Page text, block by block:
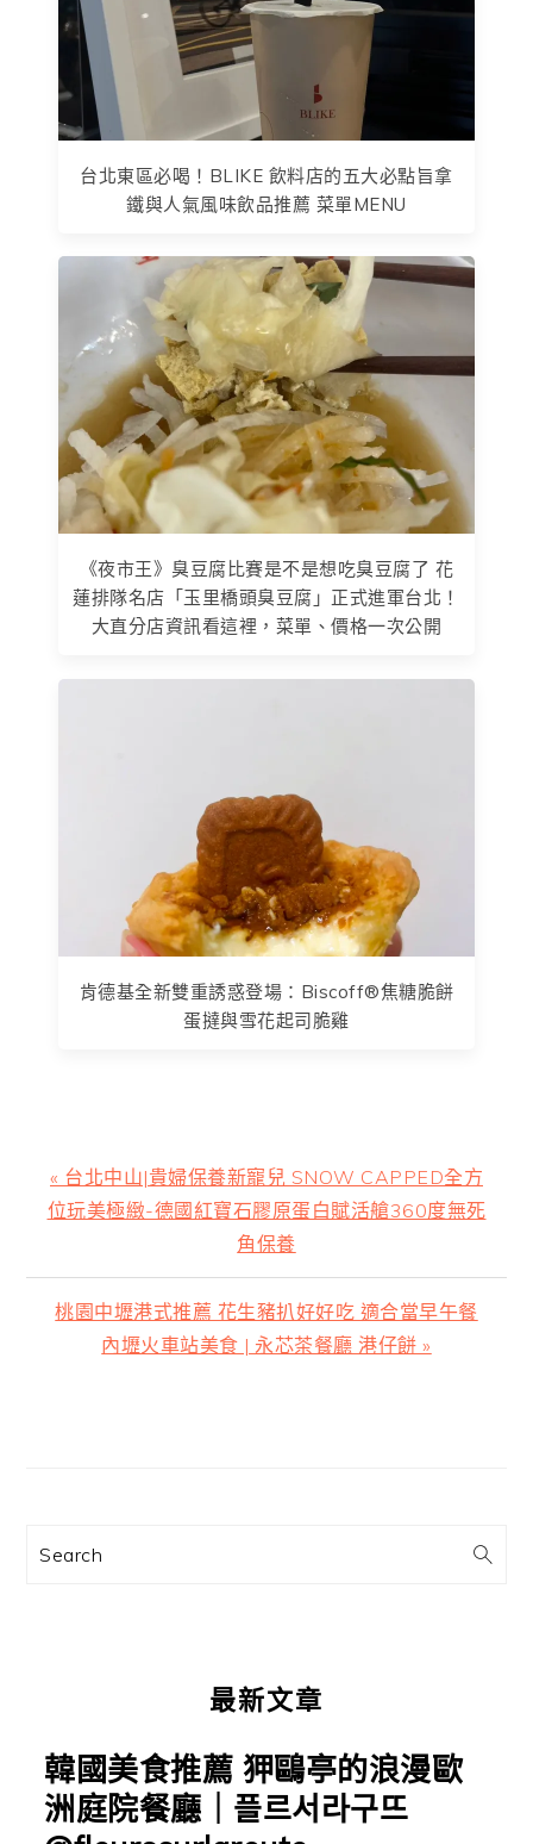
台北東區必喝！BLIKE 飲料店的五大必點旨拿
鐵與人氣風味飲品推薦 菜單MENU
《夜市王》臭豆腐比賽是不是想吃臭豆腐了 花
蓮排隊名店「玉里橋頭臭豆腐」正式進軍台北！
大直分店資訊看這裡，菜單、價格一次公開
肯德基全新雙重誘惑登場：Biscoff®焦糖脆餅
蛋撻與雪花起司脆雞
上
一
文
章:
« 台北中山|貴婦保養新寵兒 SNOW CAPPED全方
位玩美極緻-德國紅寶石膠原蛋白賦活艙360度無死
角保養
下
桃園中壢港式推薦 花生豬扒好好吃 適合當早午餐
內壢火車站美食 | 永芯茶餐廳 港仔餅 »
訊
Search
最新文章
韓國美食推薦 狎鷗亭的浪漫歐
洲庭院餐廳｜플르서라구뜨